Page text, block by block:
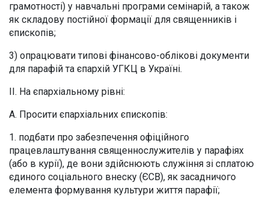
грамотності) у навчальні програми семінарій, а також
як складову постійної формації для священників і
єпископів;
3) опрацювати типові фінансово-облікові документи
для парафій та єпархій УГКЦ в Україні.
ІІ. На єпархіальному рівні:
А. Просити єпархіальних єпископів:
1. подбати про забезпечення офіційного
працевлаштування священнослужителів у парафіях
(або в курії), де вони здійснюють служіння зі сплатою
єдиного соціального внеску (ЄСВ), як засадничого
елемента формування культури життя парафії;